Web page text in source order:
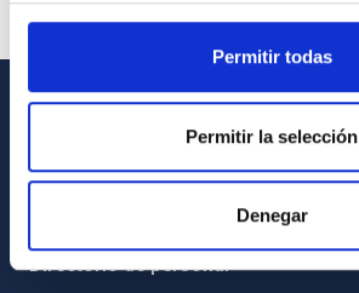
Permitir todas
Permitir la selección
Denegar
INFORMACIÓN GENERAL
Contacto
Directorio de personal